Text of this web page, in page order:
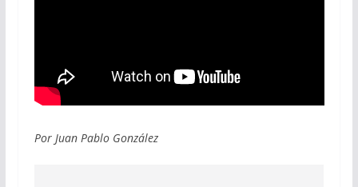
Por Juan Pablo González